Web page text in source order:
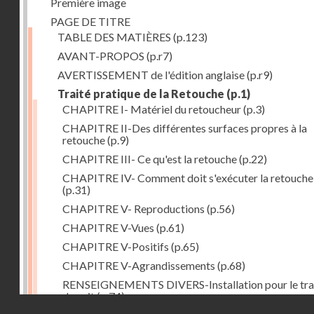
PAGE DE TITRE
TABLE DES MATIÈRES (p.123)
AVANT-PROPOS (p.r7)
AVERTISSEMENT de l'édition anglaise(p.r9)
Traité pratique de la Retouche (p.1)
CHAPITRE I- Matériel du retoucheur(p.3)
CHAPITRE II-Des différentes surfaces propres à la
retouche(p.9)
CHAPITRE III- Ce qu'est la retouche(p.22)
CHAPITRE IV- Comment doit s'exécuter la retouche
(p.31)
CHAPITRE V- Reproductions (p.56)
CHAPITRE V-Vues (p.61)
CHAPITRE V-Positifs (p.65)
CHAPITRE V-Agrandissements (p.68)
RENSEIGNEMENTS DIVERS-Installation pour le
de nuit(p.74)